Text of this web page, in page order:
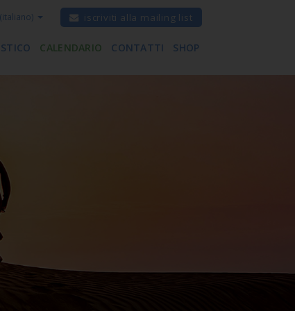
iscriviti alla mailing list
(italiano)
CALENDARIO CONTATTI SHOP